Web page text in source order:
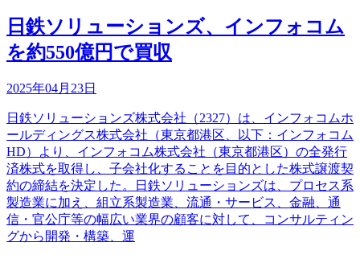
日鉄ソリューションズ、インフォコム
を約550億円で買収
2025年04月23日
日鉄ソリューションズ株式会社（2327）は、インフォコムホ
ールディングス株式会社（東京都港区、以下：インフォコム
HD）より、インフォコム株式会社（東京都港区）の全発行
済株式を取得し、子会社化することを目的とした株式譲渡契
約の締結を決定した。日鉄ソリューションズは、プロセス系
製造業に加え、組立系製造業、流通・サービス、金融、通
信・官公庁等の幅広い業界の顧客に対して、コンサルティン
グから開発・構築、運